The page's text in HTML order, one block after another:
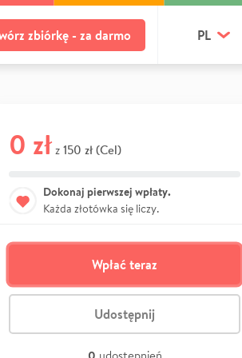
zbiórkę - za darmo PL
0 zł z 150 zł (Cel)
Dokonaj pierwszej wpłaty.
Każda złotówka się liczy.
Wpłać teraz
Udostępnij